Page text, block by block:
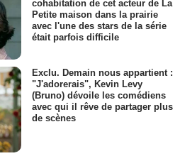
cohabitation de cet acteur de La
Petite maison dans la prairie
avec l'une des stars de la série
était parfois difficile
Exclu. Demain nous appartient :
"J'adorerais", Kevin Levy
(Bruno) dévoile les comédiens
avec qui il rêve de partager plus
de scènes